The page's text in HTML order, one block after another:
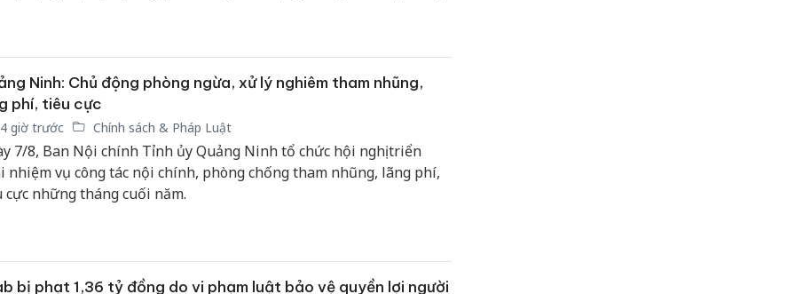
pháp của người nộp thuế.
Ninh: Chủ động phòng ngừa, xử lý nghiêm tham nhũng,
phí, tiêu cực
giờ trước Chính sách & Pháp Luật
7/8, Ban Nội chính Tỉnh ủy Quảng Ninh tổ chức hội nghị triển
nhiệm vụ công tác nội chính, phòng chống tham nhũng, lãng phí,
cực những tháng cuối năm.
bị phạt 1,36 tỷ đồng do vi phạm luật bảo vệ quyền lợi người